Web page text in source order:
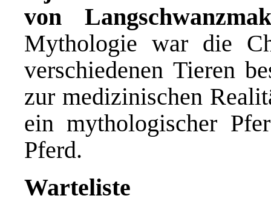
von
Mythologie war die
verschiedenen Tieren
zur medizinischen
ein mythologischer
Pferd.
Warteliste